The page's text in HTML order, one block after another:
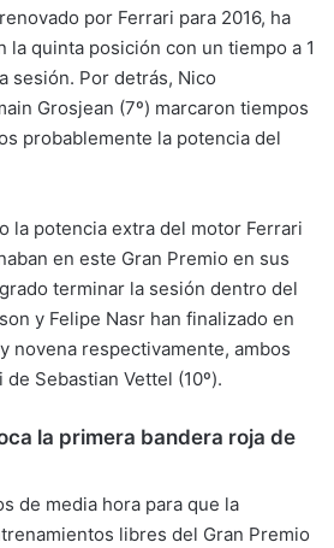
por Ferrari para 2016, ha
la quinta posición con un tiempo a 1
sesión. Por detrás, Nico
Grosjean (7º) marcaron tiempos
probablemente la potencia del
la potencia extra del motor Ferrari
en este Gran Premio en sus
terminar la sesión dentro del
y Felipe Nasr han finalizado en
novena respectivamente, ambos
Sebastian Vettel (10º).
la primera bandera roja de
de media hora para que la
libres del Gran Premio